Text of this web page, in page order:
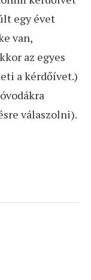
egy évet
van,
az egyes
a kérdőívet.)
válaszolni).